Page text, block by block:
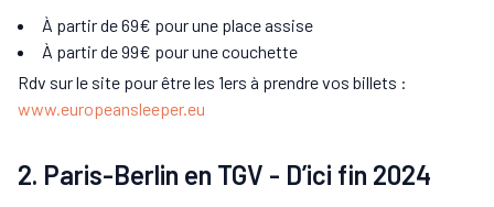
À partir de 69€ pour une place assise
À partir de 99€ pour une couchette
Rdv sur le site pour être les 1ers à prendre vos billets :
www.europeansleeper.eu
2. Paris-Berlin en TGV - D’ici fin 2024